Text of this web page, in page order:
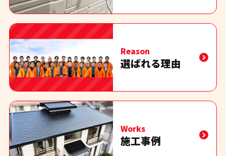
Reason
選ばれる理由
Works
施工事例